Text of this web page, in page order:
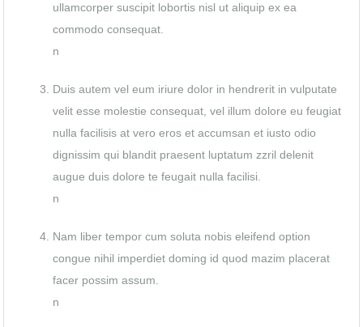
ullamcorper suscipit lobortis nisl ut aliquip ex ea
commodo consequat.
n
Duis autem vel eum iriure dolor in hendrerit in vulputate
velit esse molestie consequat, vel illum dolore eu feugiat
nulla facilisis at vero eros et accumsan et iusto odio
dignissim qui blandit praesent luptatum zzril delenit
augue duis dolore te feugait nulla facilisi.
n
Nam liber tempor cum soluta nobis eleifend option
congue nihil imperdiet doming id quod mazim placerat
facer possim assum.
n